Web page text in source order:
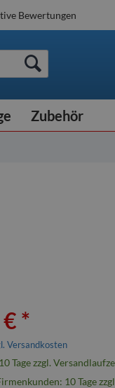
Bewertungen
Zubehör
*
Versandkosten
Tage zzgl.
10 Tage